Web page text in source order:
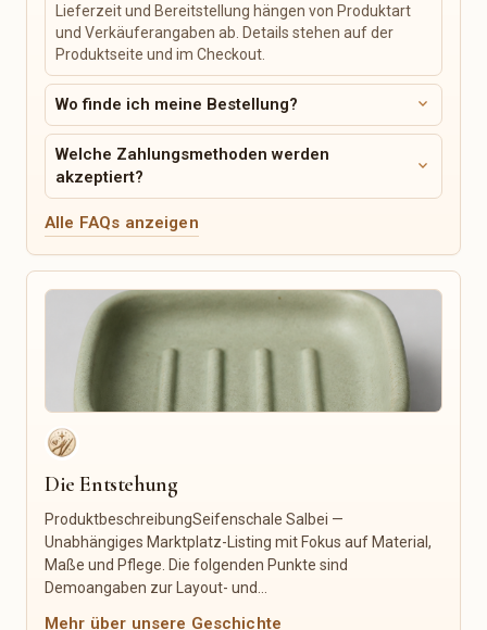
Campingfahrzeuge
Digitale Produkte
Digitale Prints
Vorlagen & Templates
Digitale Planer
Schnittmuster & Anleitungen
Stickdateien & Plotterdateien
Fonts
Icons
Social-Media-Templates
Website-Templates
Lightroom-Presets
Canva-Vorlagen
Dienstleistungen & Kurse
Kunst & Gestaltung
Musik & Gesang
Kochen & Backen
Sportkurse
Nachhilfe
Fotografie
Logo & Branding
Illustration auf Auftrag
Schneiderei & Änderungen
Möbelrestaurierung
Produktfotografie
Kaffee & Tee
Gewürze
Honig & Aufstriche
Süßwaren
Backwaren
Feinkost
Duftkerzen
Raumdüfte
Räucherstäbchen
Wachsschmelzen
Kerzenzubehör
Lieferzeit und Bereitstellung hängen von Produktart
und Verkäuferangaben ab. Details stehen auf der
Produktseite und im Checkout.
Wo finde ich meine Bestellung? expand_more
Welche Zahlungsmethoden werden
akzeptiert?
expand_more
Alle FAQs anzeigen
Die Entstehung
ProduktbeschreibungSeifenschale Salbei —
Unabhängiges Marktplatz-Listing mit Fokus auf Material,
Maße und Pflege. Die folgenden Punkte sind
Demoangaben zur Layout- und...
Mehr über unsere Geschichte